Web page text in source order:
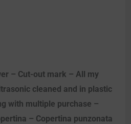
– Cut-out mark – All my
cleaned and in plastic
with multiple purchase –
– Copertina punzonata